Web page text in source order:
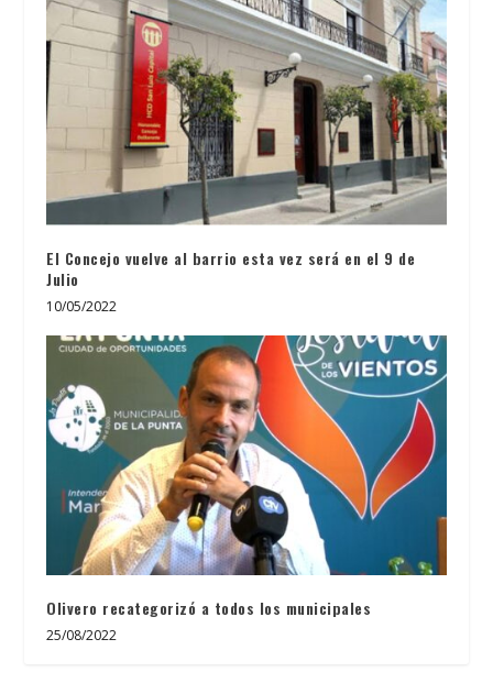
El Concejo vuelve al barrio esta vez será en el 9 de
Julio
10/05/2022
Olivero recategorizó a todos los municipales
25/08/2022